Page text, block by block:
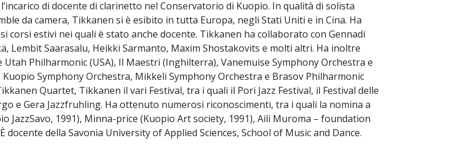
di docente di clarinetto nel Conservatorio di Kuopio. In qualità di solista
da camera, Tikkanen si è esibito in tutta Europa, negli Stati Uniti e in Cina. Ha
corsi estivi nei quali è stato anche docente. Tikkanen ha collaborato con Gennadi
Lembit Saarasalu, Heikki Sarmanto, Maxim Shostakovits e molti altri. Ha inoltre
Philharmonic (USA), Il Maestri (Inghilterra), Vanemuise Symphony Orchestra e
Symphony Orchestra, Mikkeli Symphony Orchestra e Brasov Philharmonic
Quartet, Tikkanen il vari Festival, tra i quali il Pori Jazz Festival, il Festival delle
e Gera Jazzfruhling. Ha ottenuto numerosi riconoscimenti, tra i quali la nomina a
JazzSavo, 1991), Minna-price (Kuopio Art society, 1991), Aili Muroma – foundation
docente della Savonia University of Applied Sciences, School of Music and Dance.